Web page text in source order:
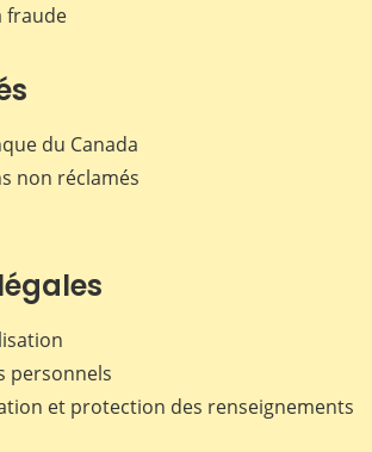
fraude
du Canada
non réclamés
personnels
et protection des renseignements